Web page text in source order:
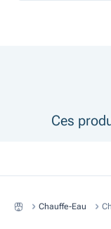
Ces
Chauffe-Eau